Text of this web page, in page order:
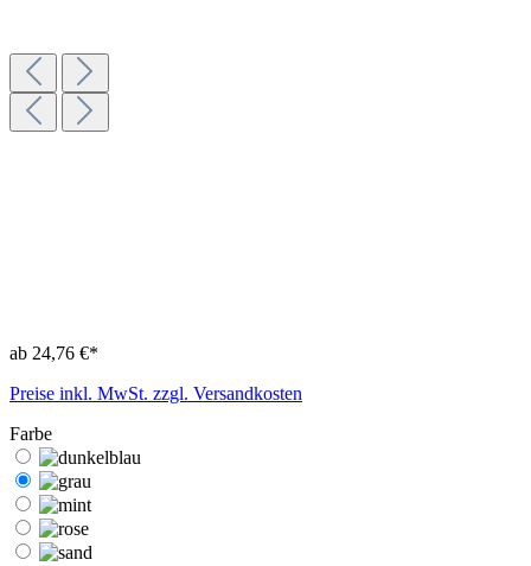
ab 24,76 €*
Preise inkl. MwSt. zzgl. Versandkosten
Farbe